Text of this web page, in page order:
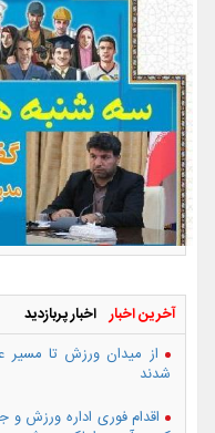
آخرین اخبار اخبار پربازدید
از میدان ورزش تا مسیر
شدند
اقدام فوری اداره ورزش